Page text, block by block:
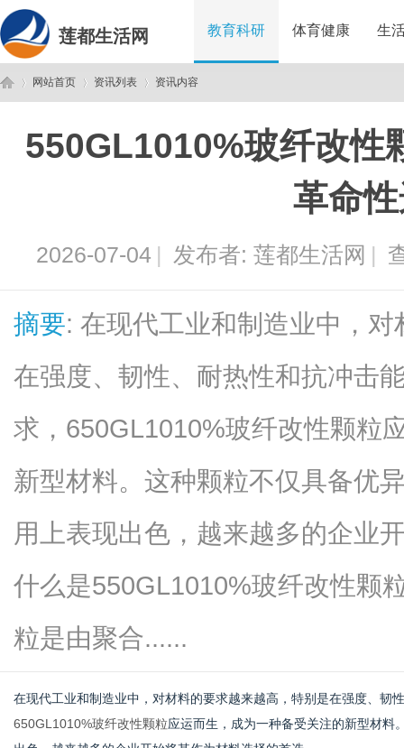
莲都生活网 教育科研 体育健康 生
网站首页
›
资讯列表
›
资讯内容
550GL1010%玻纤改性
革命
2026-07-04 | 发布者: 莲都生活网 |
摘要: 在现代工业和制造业中，
在强度、韧性、耐热性和抗冲击
求，650GL1010%玻纤改性颗粒
新型材料。这种颗粒不仅具备优
用上表现出色，越来越多的企业
什么是550GL1010%玻纤改性颗
粒是由聚合......
在现代工业和制造业中，对材料的要求越来越高，特别是在强度、韧
650GL1010%玻纤改性颗粒应运而生，成为一种备受关注的新型材料